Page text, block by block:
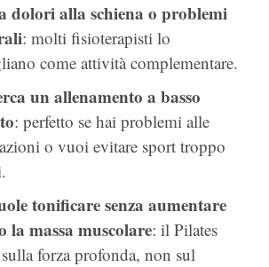
dolori alla schiena o problemi
: molti fisioterapisti lo
come attività complementare.
un allenamento a basso
: perfetto se hai problemi alle
o vuoi evitare sport troppo
tonificare senza aumentare
la massa muscolare: il Pilates
forza profonda, non sul